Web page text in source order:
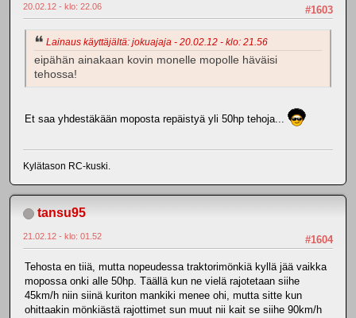
#1603
20.02.12 - klo: 22.06
Lainaus käyttäjältä: jokuajaja - 20.02.12 - klo: 21.56
eipähän ainakaan kovin monelle mopolle häväisi
tehossa!
Et saa yhdestäkään moposta repäistyä yli 50hp tehoja...
Kylätason RC-kuski.
tansu95
#1604
21.02.12 - klo: 01.52
Tehosta en tiiä, mutta nopeudessa traktorimönkiä kyllä jää vaikka
mopossa onki alle 50hp. Täällä kun ne vielä rajotetaan siihe
45km/h niin siinä kuriton mankiki menee ohi, mutta sitte kun
ohittaakin mönkiästä rajottimet sun muut nii kait se siihe 90km/h